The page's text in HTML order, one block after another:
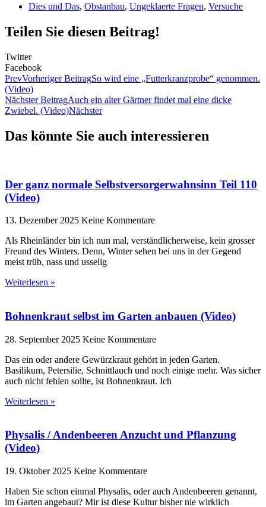
Dies und Das, Obstanbau, Ungeklaerte Fragen, Versuche
Teilen Sie diesen Beitrag!
Twitter
Facebook
PrevVorheriger BeitragSo wird eine „Futterkranzprobe“ genommen.
(Video)
Nächster BeitragAuch ein alter Gärtner findet mal eine dicke
Zwiebel. (Video)Nächster
Das könnte Sie auch interessieren
Der ganz normale Selbstversorgerwahnsinn Teil 110
(Video)
13. Dezember 2025 Keine Kommentare
Als Rheinländer bin ich nun mal, verständlicherweise, kein grosser
Freund des Winters. Denn, Winter sehen bei uns in der Gegend
meist trüb, nass und usselig
Weiterlesen »
Bohnenkraut selbst im Garten anbauen (Video)
28. September 2025 Keine Kommentare
Das ein oder andere Gewürzkraut gehört in jeden Garten.
Basilikum, Petersilie, Schnittlauch und noch einige mehr. Was sicher
auch nicht fehlen sollte, ist Bohnenkraut. Ich
Weiterlesen »
Physalis / Andenbeeren Anzucht und Pflanzung
(Video)
19. Oktober 2025 Keine Kommentare
Haben Sie schon einmal Physalis, oder auch Andenbeeren genannt,
im Garten angebaut? Mir ist diese Kultur bisher nie wirklich